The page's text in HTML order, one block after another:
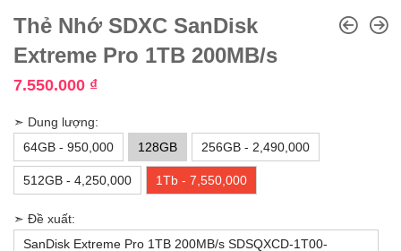
Thẻ Nhớ SDXC SanDisk
Extreme Pro 1TB 200MB/s
7.550.000 ₫
➣ Dung lượng:
64GB - 950,000
128GB 256GB - 2,490,000
512GB - 4,250,000 1Tb - 7,550,000
➣ Đề xuất:
SanDisk Extreme Pro 1TB 200MB/s SDSQXCD-1T00-